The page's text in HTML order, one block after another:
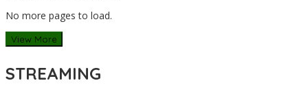
No more pages to load.
View More
STREAMING